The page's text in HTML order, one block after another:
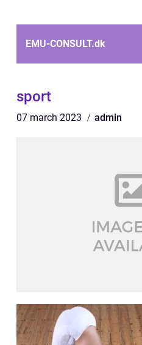
EMU-CONSULT.dk
sport
07 march 2023 admin